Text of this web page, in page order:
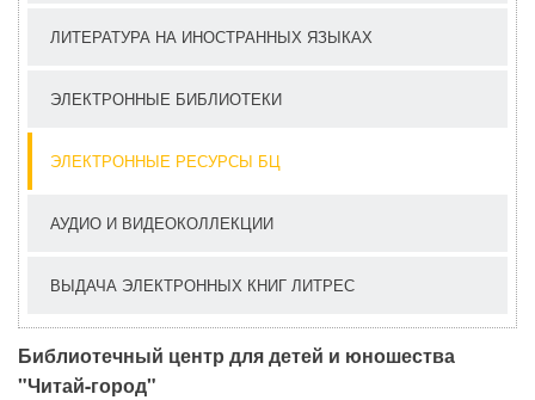
ЛИТЕРАТУРА НА ИНОСТРАННЫХ ЯЗЫКАХ
ЭЛЕКТРОННЫЕ БИБЛИОТЕКИ
ЭЛЕКТРОННЫЕ РЕСУРСЫ БЦ
АУДИО И ВИДЕОКОЛЛЕКЦИИ
ВЫДАЧА ЭЛЕКТРОННЫХ КНИГ ЛИТРЕС
Библиотечный центр для детей и юношества
"Читай-город"